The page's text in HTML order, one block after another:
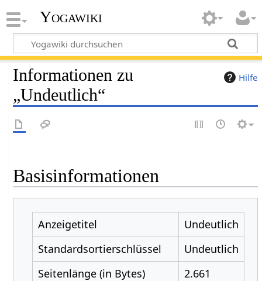
Yogawiki
Hilfe
Informationen zu
„Undeutlich“
Basisinformationen
Anzeigetitel
Undeutlich
Standardsortierschlüssel
Undeutlich
Seitenlänge (in Bytes)
2.661